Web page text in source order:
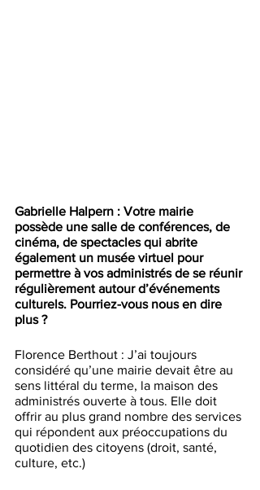
Gabrielle Halpern : Votre mairie
possède une salle de conférences, de
cinéma, de spectacles qui abrite
également un musée virtuel pour
permettre à vos administrés de se réunir
régulièrement autour d’événements
culturels. Pourriez-vous nous en dire
plus ?
Florence Berthout : J’ai toujours
considéré qu’une mairie devait être au
sens littéral du terme, la maison des
administrés ouverte à tous. Elle doit
offrir au plus grand nombre des services
qui répondent aux préoccupations du
quotidien des citoyens (droit, santé,
culture, etc.)